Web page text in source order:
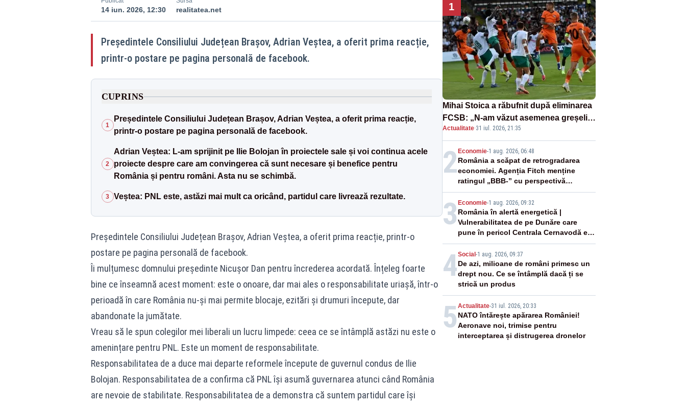
14 iun. 2026, 12:30 realitatea.net
Președintele Consiliului Județean Brașov, Adrian Veștea, a oferit prima reacție,
printr-o postare pe pagina personală de facebook.
CUPRINS
1
Președintele Consiliului Județean Brașov, Adrian Veștea, a oferit prima reacție,
printr-o postare pe pagina personală de facebook.
2
Adrian Veștea: L-am sprijinit pe Ilie Bolojan în proiectele sale și voi continua acele
proiecte despre care am convingerea că sunt necesare și benefice pentru
România și pentru români. Asta nu se schimbă.
3 Veștea: PNL este, astăzi mai mult ca oricând, partidul care livrează rezultate.
Președintele Consiliului Județean Brașov, Adrian Veștea, a oferit prima reacție, printr-o
postare pe pagina personală de facebook.
Îi mulțumesc domnului președinte Nicușor Dan pentru încrederea acordată. Înțeleg foarte
bine ce înseamnă acest moment: este o onoare, dar mai ales o responsabilitate uriașă, într-o
perioadă în care România nu-și mai permite blocaje, ezitări și drumuri începute, dar
abandonate la jumătate.
Vreau să le spun colegilor mei liberali un lucru limpede: ceea ce se întâmplă astăzi nu este o
amenințare pentru PNL. Este un moment de responsabilitate.
Responsabilitatea de a duce mai departe reformele începute de guvernul condus de Ilie
Bolojan. Responsabilitatea de a confirma că PNL își asumă guvernarea atunci când România
are nevoie de stabilitate. Responsabilitatea de a demonstra că suntem partidul care își
1
Mihai Stoica a răbufnit după eliminarea
FCSB: „N-am văzut asemenea greșeli
în 190 de meciuri europene”
Actualitate·31 iul. 2026, 21:35
2 Economie-1 aug. 2026, 06:48
România a scăpat de retrogradarea
economiei. Agenția Fitch menține
ratingul „BBB-” cu perspectivă
negativă
3 Economie-1 aug. 2026, 09:32
România în alertă energetică |
Vulnerabilitatea de pe Dunăre care
pune în pericol Centrala Cernavodă era
cunoscută de pe vremea lui Ceaușescu
4Social -1 aug. 2026, 09:37
De azi, milioane de români primesc un
drept nou. Ce se întâmplă dacă ți se
strică un produs
5 Actualitate-31 iul. 2026, 20:33
NATO întărește apărarea României!
Aeronave noi, trimise pentru
interceptarea și distrugerea dronelor